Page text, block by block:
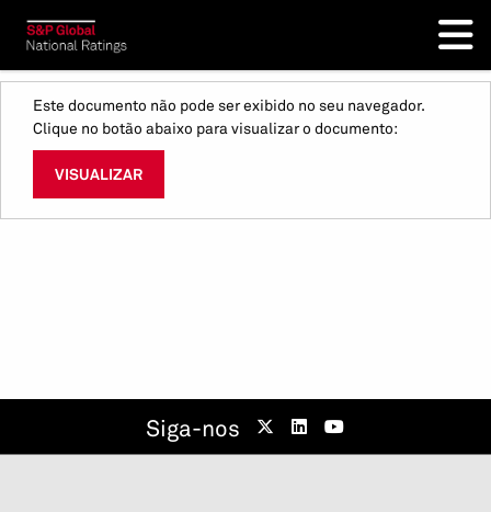
Este documento não pode ser exibido no seu navegador.
Clique no botão abaixo para visualizar o documento:
VISUALIZAR
Siga-nos